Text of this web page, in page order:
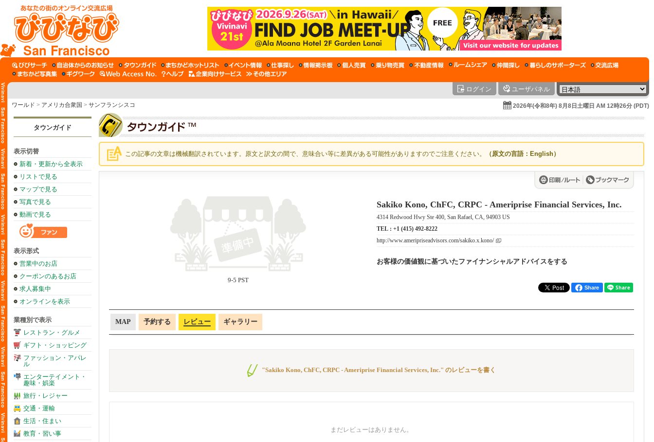
San Francisco
ログイン ユーザパネル
ワールド > アメリカ合衆国 > サンフランシスコ 2026年(令和8年) 8月8日土曜日 AM 12時26分 (PDT)
タウンガイド
表示切替
新着・更新から全表示
リストで見る
マップで見る
写真で見る
動画で見る
表示形式
営業中のお店
クーポンのあるお店
求人募集中
オンラインを表示
業種別で表示
レストラン・グルメ
ギフト・ショッピング
ファッション・アパレ
ル
エンターテイメント・
趣味・娯楽
旅行・レジャー
交通・運輸
生活・住まい
教育・習い事
この記事の文章は機械翻訳されています。原文と訳文の間で、意味合い等に差異がある可能性がありますのでご注意ください。 （原文の言語：English）
9-5 PST
Sakiko Kono, ChFC, CRPC - Ameriprise Financial Services, Inc.
4314 Redwood Hwy Ste 400, San Rafael, CA, 94903 US
TEL : +1 (415) 492-8222
http://www.ameripriseadvisors.com/sakiko.x.kono/
お客様の価値観に基づいたファイナンシャルアドバイスをする
Share
MAP 予約する レビュー ギャラリー
"Sakiko Kono, ChFC, CRPC - Ameriprise Financial Services, Inc." のレビューを書く
まだレビューはありません。